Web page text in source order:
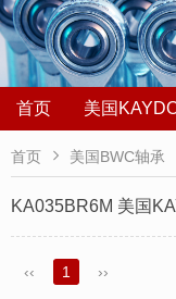
首页 美国
首页  美国BWC轴承
KA035BR6M 美国
‹‹ 1 ››